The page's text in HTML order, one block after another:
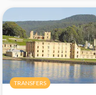
TRANSFERS